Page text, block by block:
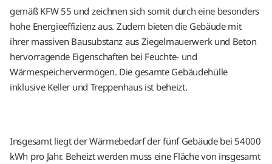
gemäß KFW 55 und zeichnen sich somit durch eine besonders
hohe Energieeffizienz aus. Zudem bieten die Gebäude mit
ihrer massiven Bausubstanz aus Ziegelmauerwerk und Beton
hervorragende Eigenschaften bei Feuchte- und
Wärmespeichervermögen. Die gesamte Gebäudehülle
inklusive Keller und Treppenhaus ist beheizt.
Insgesamt liegt der Wärmebedarf der fünf Gebäude bei 54000
kWh pro Jahr. Beheizt werden muss eine Fläche von insgesamt